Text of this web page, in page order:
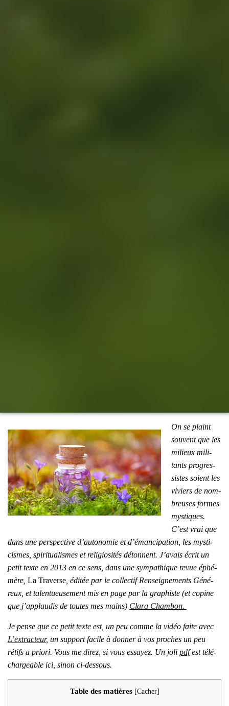
On se plaint
sou­vent que les
milieux mili­
tants pro­gres­
sistes soient les
viviers de nom­
breuses formes
mys­tiques.
C’est vrai que
dans une pers­pec­tive d’autonomie et d’émancipation , les mys­ti­
cismes, spi­ri­tua­lismes et reli­gio­si­tés détonnent. J’avais écrit un
petit texte en 2013 en ce sens, dans une sym­pa­thique revue éphé­
mère, La Tra­verse , édi­tée par le col­lec­tif Ren­sei­gne­ments Géné­
reux, et talen­tueu­se­ment mis en page par la gra­phiste (et copine
que j’applaudis de toutes mes mains) Cla­ra Cham­bon.
Je pense que ce petit texte est, un peu comme la vidéo faite avec
L’extracteur, un sup­port facile à don­ner à vos proches un peu
rétifs a prio­ri. Vous me direz, si vous essayez. Un joli pdfest télé­
char­geable ici, sinon ci-des­sous.
Table des matières [Cacher]